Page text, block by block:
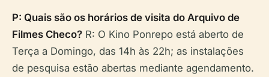
P: Quais são os horários de visita do Arquivo de
Filmes Checo? R: O Kino Ponrepo está aberto de
Terça a Domingo, das 14h às 22h; as instalações
de pesquisa estão abertas mediante agendamento.